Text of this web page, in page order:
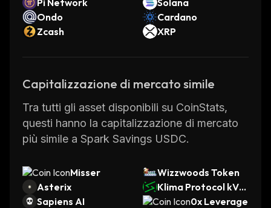
Pi Network
Solana
Ondo
Cardano
Zcash
XRP
Capitalizzazione di mercato simile
Tra tutti gli asset disponibili su CoinStats,
questi hanno la capitalizzazione di mercato
più simile a Spark Savings USDC.
Misser
Wizzwoods Token
Asterix
Klima Protocol kVC
M
Sapiens AI
0x Leverage